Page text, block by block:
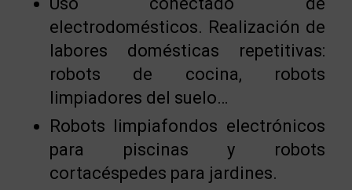
electrodomésticos. Realización de
labores domésticas repetitivas:
robots de cocina, robots
limpiadores del suelo…
Robots limpiafondos electrónicos
para piscinas y robots
cortacéspedes para jardines.